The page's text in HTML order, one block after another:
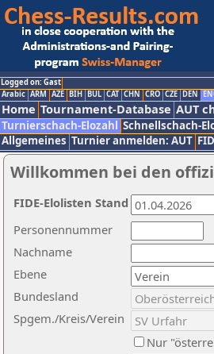
Logged on: Gast
Arabic ARM AZE BIH BUL CAT CHN CRO CZE DEN
Home Tournament-Database AUT
Turnierschach-Elozahl Schnellschach-
Allgemeines Turnier anmelden: AUT
Willkommen bei den
Nachname
Ebene
Personennummer
Bundesland
Spgem./Kreis/Verein
Nur
FIDE-Elolisten Stand